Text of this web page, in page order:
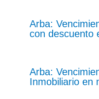
Arba:
con descuento
Arba:
Inmobiliario en